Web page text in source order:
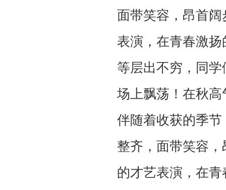
面带笑容，昂首
表演，在青春激
等层出不穷，同
场上飘荡！在秋
伴随着收获的季
整齐，面带笑容
的才艺表演，在